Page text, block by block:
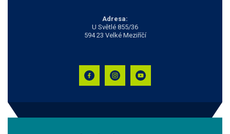
Adresa:
U Světlé 855/36
594 23 Velké Meziříčí